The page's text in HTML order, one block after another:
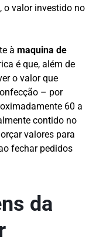
o valor investido no
à maquina de
é que, além de
o valor que
– por
60 a
contido no
valores para
fechar pedidos
da